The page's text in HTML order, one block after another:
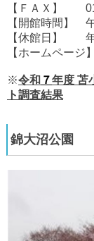
【ＦＡＸ】
【開館時間】
【休館日】 年
【ホームページ】
※令和 ７年度 苫
ト調査結果
錦大沼公園